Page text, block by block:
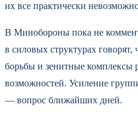
их все практически
В Минобороны пока не
в силовых структурах
борьбы и зенитные комплексы
возможностей. Усиление
— вопрос ближайших дней.